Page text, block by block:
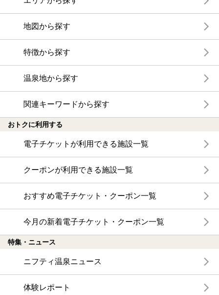
地図から探す
特徴から探す
温泉地から探す
関連キーワードから探す
おトクに利用する
電子チケットが利用できる施設一覧
クーポンが利用できる施設一覧
おすすめ電子チケット・クーポン一覧
今月の新着電子チケット・クーポン一覧
特集・ニュース
ニフティ温泉ニュース
体験レポート